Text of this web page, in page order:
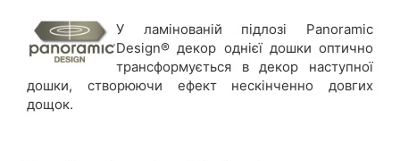
У ламінованій підлозі Panoramic
Design® декор однієї дошки оптично
трансформується в декор наступної
дошки, створюючи ефект нескінченно довгих
дощок.